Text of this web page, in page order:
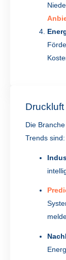
Die
Trends sind: